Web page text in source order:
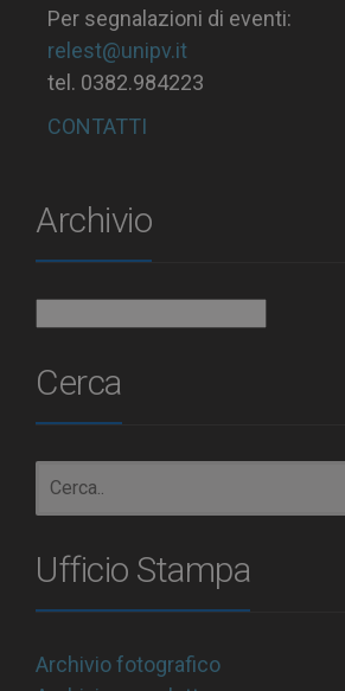
Per segnalazioni di eventi:
relest@unipv.it
tel. 0382.984223
CONTATTI
Archivio
Cerca
Ufficio Stampa
Archivio fotografico